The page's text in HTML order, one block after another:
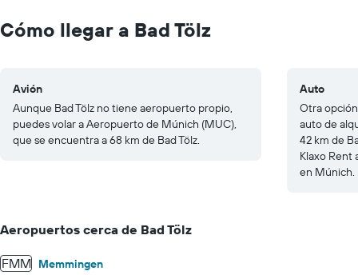
to
250.
Cómo llegar a Bad Tölz
Avión
Aunque Bad Tölz no tiene aeropuerto propio,
puedes volar a Aeropuerto de Múnich (MUC),
que se encuentra a 68 km de Bad Tölz.
Auto
Otra
auto de
42 km de
Klaxo Rent
en Múnich.
Aeropuertos cerca de Bad Tölz
FMM Memmingen